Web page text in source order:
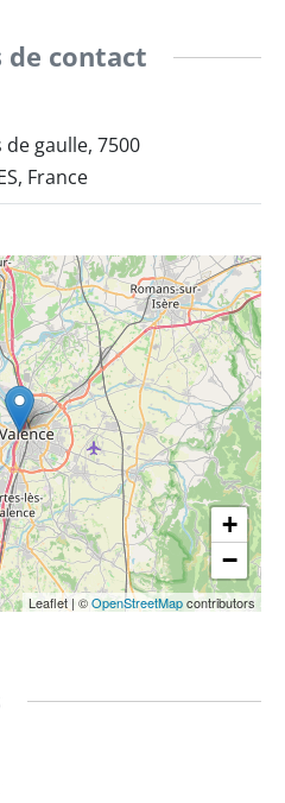
contact
gaulle, 7500
France
+
−
Leaflet | ©OpenStreetMapcontributors